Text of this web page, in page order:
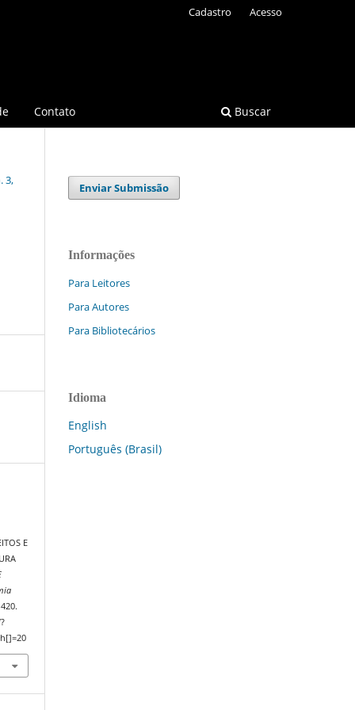
Contato Buscar
Cadastro Acesso
3,
E
Enviar Submissão
Informações
Para Leitores
Para Autores
Para Bibliotecários
Idioma
English
Português (Brasil)